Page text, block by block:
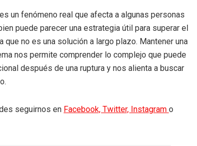
un fenómeno real que afecta a algunas personas
puede parecer una estrategia útil para superar el
que no es una solución a largo plazo. Mantener una
nos permite comprender lo complejo que puede
después de una ruptura y nos alienta a buscar
seguirnos en Facebook, Twitter, Instagram o